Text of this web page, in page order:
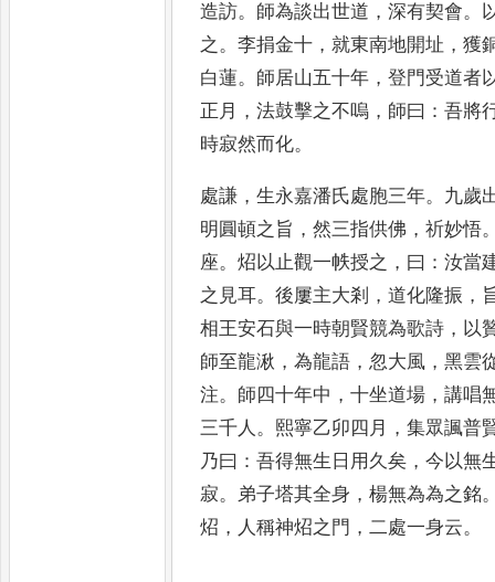
造訪。 師為談出世道 ，深有契會。
之。李捐金十 ，就東南地開址 ，獲
白蓮。 師居山五十年 ，登門受道者
正月
，法鼓擊之不嗚 ， 師曰 ：吾將
時寂然而化。
處謙 ，生永嘉潘氏處胞三年。 九歲
明 圓頓之旨 ，然三指供佛 ，祈妙悟
座。炤以止觀一帙授之 ， 曰 ：汝當
之見耳。後屢主大剎 ，道化隆振 ，
相王安石與一時朝賢競為歌詩 ， 以
師至龍湫 ，為龍語 ，忽大風 ，黑雲
注。 師四十年中 ，十坐道場 ，講唱
三千人 。 熙寧乙卯 四月 ，集眾諷普
乃曰 ：吾得無生日 用久矣 ，今以無
寂。 弟子塔其全身 ，楊無為為之銘
炤 ， 人稱神炤之門 ，二處一身云。